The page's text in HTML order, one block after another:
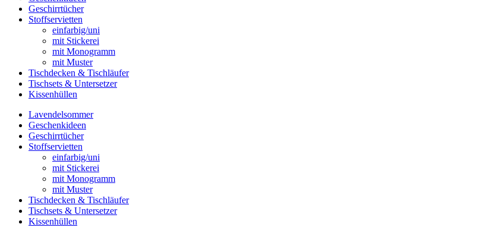
Geschirrtücher
Stoffservietten
einfarbig/uni
mit Stickerei
mit Monogramm
mit Muster
Tischdecken & Tischläufer
Tischsets & Untersetzer
Kissenhüllen
Lavendelsommer
Geschenkideen
Geschirrtücher
Stoffservietten
einfarbig/uni
mit Stickerei
mit Monogramm
mit Muster
Tischdecken & Tischläufer
Tischsets & Untersetzer
Kissenhüllen